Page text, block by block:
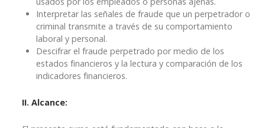
Interpretar las señales de fraude que un perpetrador o
criminal transmite a través de su comportamiento
laboral y personal.
Descifrar el fraude perpetrado por medio de los
estados financieros y la lectura y comparación de los
indicadores financieros.
II. Alcance: